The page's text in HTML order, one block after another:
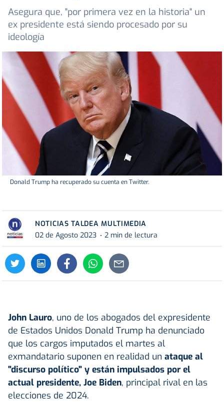
Asegura que, "por primera vez en la historia" un
ex presidente está siendo procesado por su
ideología
Donald Trump ha recuperado su cuenta en Twitter.
NOTICIAS TALDEA MULTIMEDIA
02 de Agosto 2023
2 min de lectura
John Lauro, uno de los abogados del expresidente
de Estados Unidos Donald Trump ha denunciado
que los cargos imputados el martes al
exmandatario suponen en realidad un ataque al
"discurso político" y están impulsados por el
actual presidente, Joe Biden, principal rival en las
elecciones de 2024.